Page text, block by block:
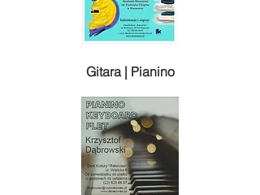
Gitara | Pianino